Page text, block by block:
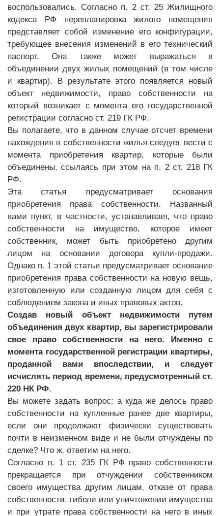
воспользовались. Согласно п. 2 ст. 25 Жилищного
кодекса РФ перепланировка жилого помещения
представляет собой изменение его конфигурации,
требующее внесения изменений в его технический
паспорт. Она также может выражаться в
объединении двух жилых помещений (в том числе
и квартир). В результате этого появляется новый
объект недвижимости, право собственности на
который возникает с момента его государственной
регистрации согласно ст. 219 ГК РФ.
Вы полагаете, что в данном случае отсчет времени
нахождения в собственности жилья следует вести с
момента приобретения квартир, которые были
объединены, ссылаясь при этом на п. 2 ст. 218 ГК
РФ.
Эта статья предусматривает основания
приобретения права собственности. Названный
вами пункт, в частности, устанавливает, что право
собственности на имущество, которое имеет
собственник, может быть приобретено другим
лицом на основании договора купли-продажи.
Однако п. 1 этой статьи предусматривает основание
приобретения права собственности на новую вещь,
изготовленную или созданную лицом для себя с
соблюдением закона и иных правовых актов.
Создав новый объект недвижимости путем
объединения двух квартир, вы зарегистрировали
свое право собственности на него. Именно с
момента государственной регистрации квартиры,
проданной вами впоследствии, и следует
исчислять период времени, предусмотренный ст.
220 НК РФ.
Вы можете задать вопрос: а куда же делось право
собственности на купленные ранее две квартиры,
если они продолжают физически существовать
почти в неизменном виде и не были отчуждены по
сделке? Что ж, ответим на него.
Согласно п. 1 ст. 235 ГК РФ право собственности
прекращается при отчуждении собственником
своего имущества другим лицам, отказе от права
собственности, гибели или уничтожении имущества
и при утрате права собственности на него в иных